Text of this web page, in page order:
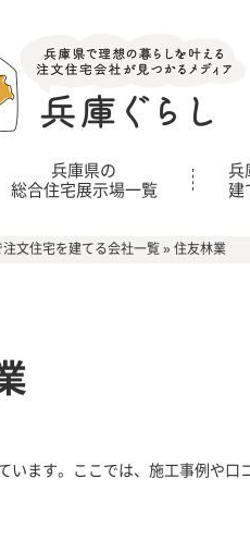
兵庫県の
総合住宅展示場一覧
兵
建
文住宅を建てる会社一覧» 住友林業
ます。ここでは、施工事例や口